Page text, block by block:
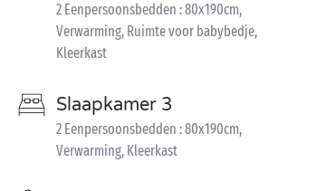
2 Eenpersoonsbedden : 80x190cm,
Verwarming, Ruimte voor babybedje,
Kleerkast
Slaapkamer 3
2 Eenpersoonsbedden : 80x190cm,
Verwarming, Kleerkast